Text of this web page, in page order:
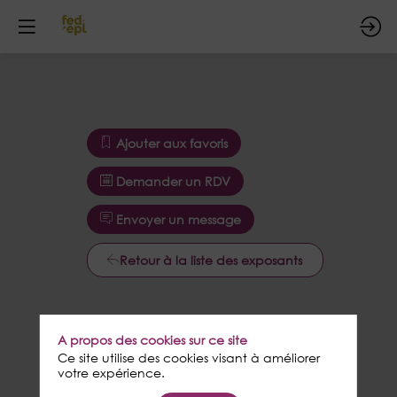
Ajouter aux favoris
Demander un RDV
Envoyer un message
Retour à la liste des exposants
Ajouter aux favoris
A propos des cookies sur ce site
Ce site utilise des cookies visant à améliorer
votre expérience.